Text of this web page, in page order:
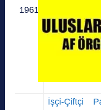
1961
İşçi-Çiftçi